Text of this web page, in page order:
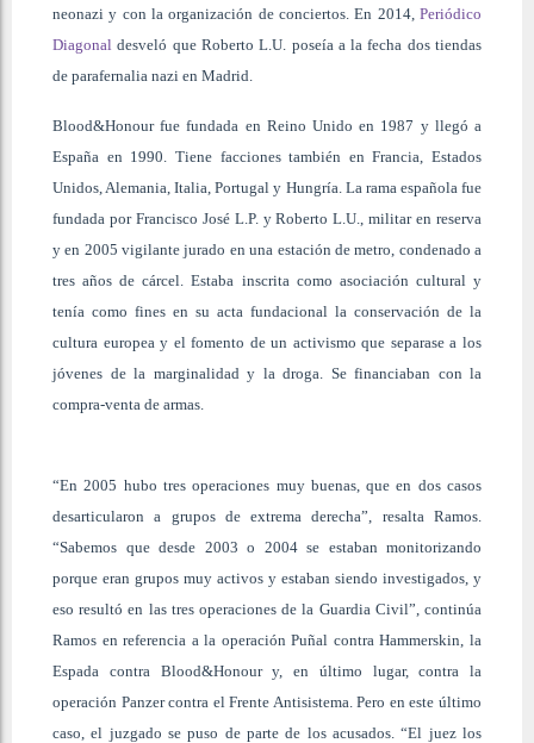
neonazi y con la organización de conciertos. En 2014, Periódico
Diagonaldesveló que Roberto L.U. poseía a la fecha dos tiendas
de parafernalia nazi en Madrid.
Blood&Honour fue fundada en Reino Unido en 1987 y llegó a
España en 1990. Tiene facciones también en Francia, Estados
Unidos, Alemania, Italia, Portugal y Hungría. La rama española fue
fundada por Francisco José L.P. y Roberto L.U., militar en reserva
y en 2005 vigilante jurado en una estación de metro, condenado a
tres años de cárcel. Estaba inscrita como asociación cultural y
tenía como fines en su acta fundacional la conservación de la
cultura europea y el fomento de un activismo que separase a los
jóvenes de la marginalidad y la droga. Se financiaban con la
compra-venta de armas.
“En 2005 hubo tres operaciones muy buenas, que en dos casos
desarticularon a grupos de extrema derecha”, resalta Ramos.
“Sabemos que desde 2003 o 2004 se estaban monitorizando
porque eran grupos muy activos y estaban siendo investigados, y
eso resultó en las tres operaciones de la Guardia Civil”, continúa
Ramos en referencia a la operación Puñal contra Hammerskin, la
Espada contra Blood&Honour y, en último lugar, contra la
operación Panzer contra el Frente Antisistema. Pero en este último
caso, el juzgado se puso de parte de los acusados. “El juez los